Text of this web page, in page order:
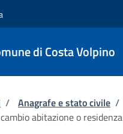
di Costa Volpino
pane
/ Anagrafe e stato civile /
abitazione o residenza